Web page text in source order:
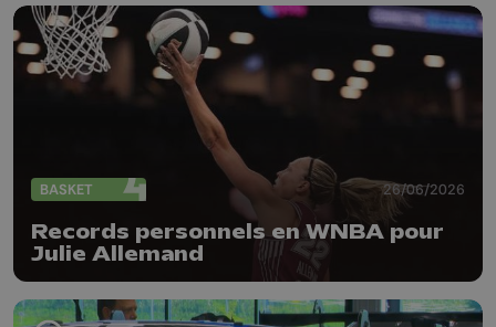
BASKET 26/06/2026
Records personnels en WNBA pour
Julie Allemand